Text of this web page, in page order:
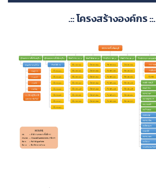
.:: โครงสร้างองค์กร ::.